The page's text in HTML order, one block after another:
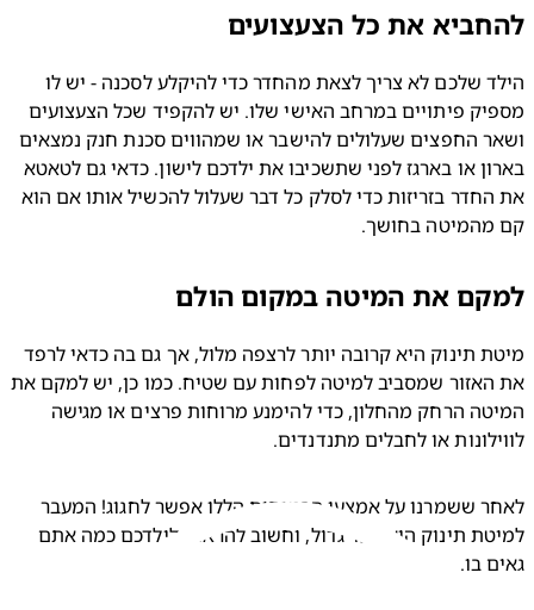
את כל הצעצועים
הילד שלכם לא צריך לצאת מהחדר כדי להיקלע לסכנה - יש לו
מספיק פיתויים במרחב האישי שלו. יש להקפיד שכל הצעצועים
ושאר החפצים שעלולים להישבר או שמהווים סכנת חנק נמצאים
בארון או בארגז לפני שתשכיבו את ילדכם לישון. כדאי גם לטאטא
את החדר בזריזות כדי לסלק כל דבר שעלול להכשיל אותו אם הוא
בחושך.
את המיטה במקום הולם
מיטת תינוק היא קרובה יותר לרצפה מלול, אך גם בה כדאי לרפד
את האזור שמסביב למיטה לפחות עם שטיח. כמו כן, יש למקם את
המיטה הרחק מהחלון, כדי להימנע מרוחות פרצים או מגישה
או לחבלים מתנדנדים.
לאחר ששמרנו על אמצעי הבטיחות הללו אפשר לחגוג! המעבר
למיטת תינוק הוא צעד גדול, וחשוב להראות לילדכם כמה אתם
בו.